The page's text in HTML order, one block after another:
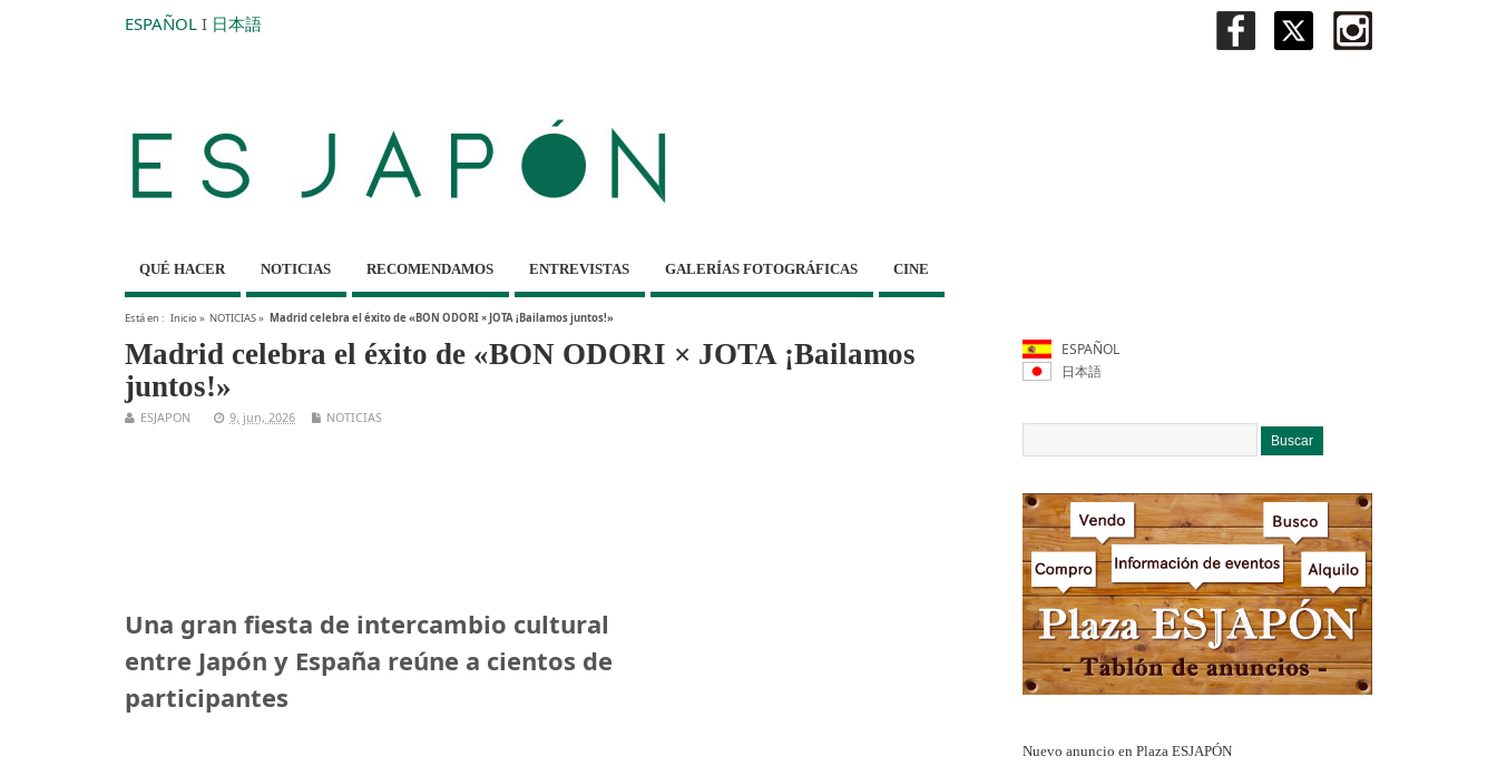
ESPAÑOL I 日本語
QUÉ HACER NOTICIAS RECOMENDAMOS ENTREVISTAS GALERÍAS FOTOGRÁFICAS CINE
Está en : Inicio» NOTICIAS» Madrid celebra el éxito de «BON ODORI × JOTA ¡Bailamos juntos!»
Madrid celebra el éxito de «BON ODORI × JOTA ¡Bailamos
juntos!»
ESJAPON 9, jun, 2026 NOTICIAS
Una gran fiesta de intercambio cultural
entre Japón y España reúne a cientos de
participantes
ESPAÑOL
日本語
Nuevo anuncio en Plaza ESJAPÓN